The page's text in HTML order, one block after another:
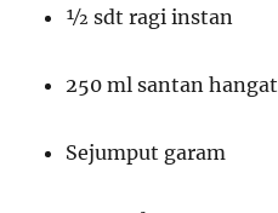
½ sdt ragi instan
250 ml santan hangat
Sejumput garam